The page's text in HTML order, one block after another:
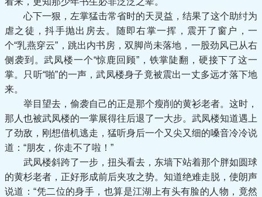
心下一狠，左掌猛击常省时的天灵益，结果了这个助纣为
虐之徒，抖手抛出房去。随即右掌一挥，震开了窗户，一
个“乳燕穿云”，跳出内书房，双脚尚未落地，一股劲风已从右
侧袭到。武凤楼一个“惊鹿回顾”，铁掌陡翻，硬接下了这一
掌。只听“啪”的一声，武凤楼身子竟被震出一丈多远才落下地
来。
举目望去，偷袭自己的正是那个瘦削的黄衫老者。这时，
那人也被武凤楼的一掌展得往后退了一大步。武凤楼知道遇上
了劲敌，刚想借机逃走，猛听身后一个又尖又细的嗓音冷冷说
道：“朋友，你走不了啦！”
武凤楼斜跨了一步，扭头看去，东墙下站着那个胖如圆球
的黄杉老者，正好形成前后夹攻之势。知道绝难走脱，使朗声
说道：“凭二位的身手，也算是江湖上有头有脸的人物，竟然